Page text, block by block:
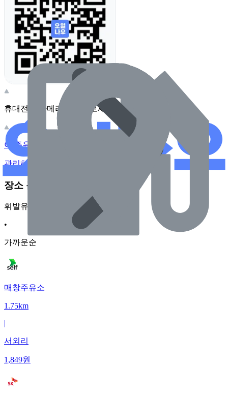
휴대전화 카메라로 찍어보세요
이 주유소의 사장님이신가요?
관리하기
장소 근처 주유소
휘발유
•
가까운순
매창주유소
1.75km
|
서외리
1,849원